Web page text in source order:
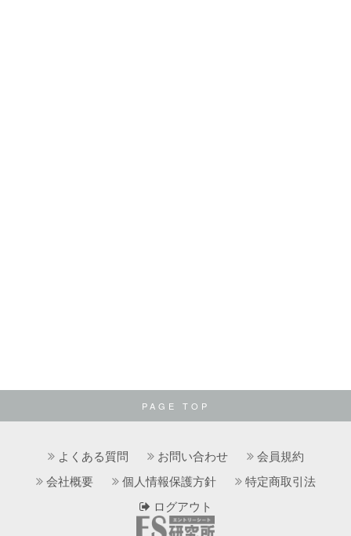
PAGE TOP
よくある質問 お問い合わせ
会員規約
会社概要
個人情報保護方針
特定商取引法
ログアウト